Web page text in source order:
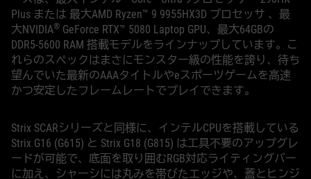
Plus または 最大AMD Ryzen™ 9 9955HX3D プロセッサ 、最
大NVIDIA® GeForce RTX™ 5080 Laptop GPU、最大64GBの
DDR5-5600 RAM 搭載モデルをラインナップしています。こ
れらのスペックはまさに​​モンスター級の性能を誇り、待ち
望んでいた最新のAAAタイトルやeスポーツゲームを高速
かつ安定したフレームレートでプレイできます。
Strix SCARシリーズと同様に、インテルCPUを搭載している
Strix G16 (G615) と Strix G18 (G815) は工具不要のアップグレ
ードが可能で、底面を取り囲むRGB対応ライティングバー
に加え、シャーシには丸みを帯びたエッジや、蓋とヒンジ